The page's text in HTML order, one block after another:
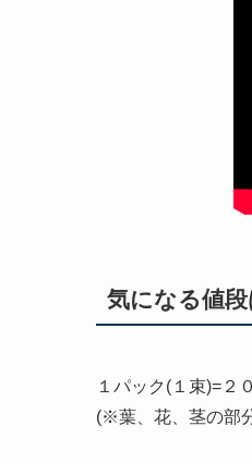
気になる値段
１パック(１束)=２
(※葉、花、茎の部